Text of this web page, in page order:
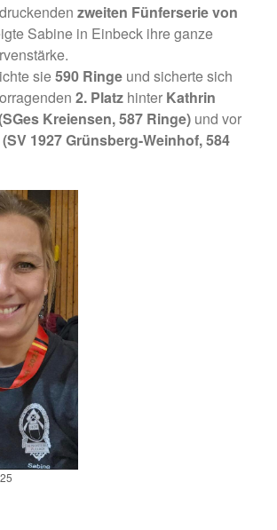
Gaumeisterschaften 2026
zweiten Fünferserie von
Sabine in Einbeck ihre ganze
sie590 Ringe und sicherte sich
2. Platz hinter Kathrin
Kreiensen, 587 Ringe) und vor
1927 Grünsberg-Weinhof, 584